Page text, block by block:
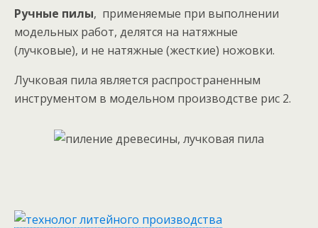
Ручные пилы, применяемые при выполнении
модельных работ, делятся на натяжные
(лучковые), и не натяжные (жесткие) ножовки.
Лучковая пила является распространенным
инструментом в модельном производстве рис 2.